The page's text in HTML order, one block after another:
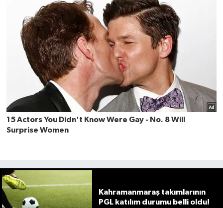
Kahramanmaraş takımlarının
PGL katılım durumu belli oldu!